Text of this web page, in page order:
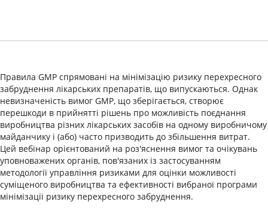
Правила GMP спрямовані на мінімізацію ризику перехресного
забруднення лікарських препаратів, що випускаються. Однак
невизначеність вимог GMP, що зберігається, створює
перешкоди в прийнятті рішень про можливість поєднання
виробництва різних лікарських засобів на одному виробничому
майданчику і (або) часто призводить до збільшення витрат.
Цей вебінар орієнтований на роз'яснення вимог та очікувань
уповноважених органів, пов'язаних із застосуванням
методології управління ризиками для оцінки можливості
суміщеного виробництва та ефективності вибраної програми
мінімізації ризику перехресного забруднення.